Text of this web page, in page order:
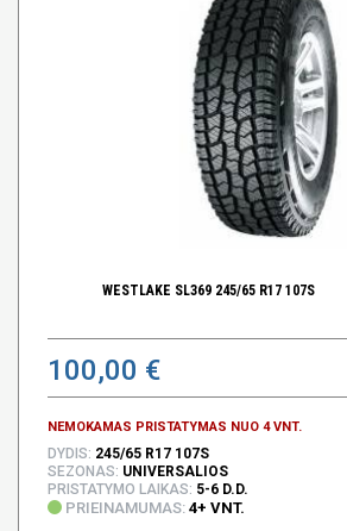
WESTLAKE SL369 245/65 R17 107S
100,00 €
NEMOKAMAS PRISTATYMAS NUO 4 VNT.
DYDIS: 245/65 R17 107S
SEZONAS: UNIVERSALIOS
PRISTATYMO LAIKAS: 5-6 D.D.
PRIEINAMUMAS: 4+ VNT.